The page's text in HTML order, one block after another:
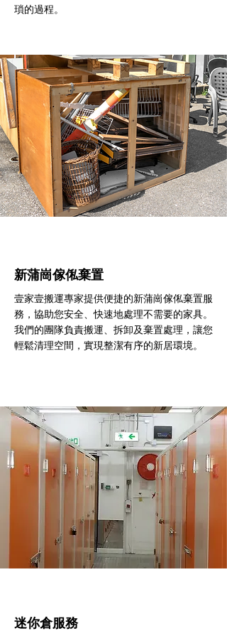
瑣的過程。
新蒲崗傢俬棄置
壹家壹搬運專家提供便捷的新蒲崗傢俬棄置服
務，協助您安全、快速地處理不需要的家具。
我們的團隊負責搬運、拆卸及棄置處理，讓您
輕鬆清理空間，實現整潔有序的新居環境。
迷你倉服務